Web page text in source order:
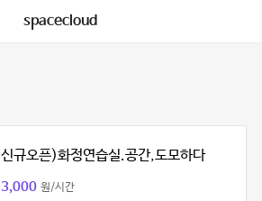
spacecloud
신규오픈)화정연습실.공간,도모하다
3,000 원/시간